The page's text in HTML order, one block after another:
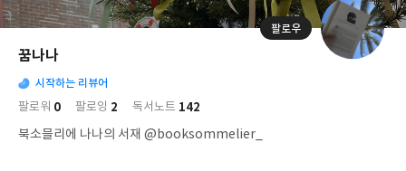
팔로우
꿈나나
님
의
사
락
시작하는 리뷰어
팔로워 0 팔로잉 2 독서노트 142
북소믈리에 나나의 서재 @booksommelier_